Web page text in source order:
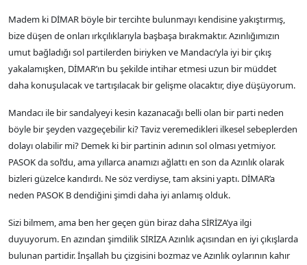
Madem ki DİMAR böyle bir tercihte bulunmayı kendisine yakıştırmış,
bize düşen de onları ırkçılıklarıyla başbaşa bırakmaktır. Azınlığımızın
umut bağladığı sol partilerden biriyken ve Mandacı’yla iyi bir çıkış
yakalamışken, DİMAR’ın bu şekilde intihar etmesi uzun bir müddet
daha konuşulacak ve tartışılacak bir gelişme olacaktır, diye düşüyorum.
Mandacı ile bir sandalyeyi kesin kazanacağı belli olan bir parti neden
böyle bir şeyden vazgeçebilir ki? Taviz veremedikleri ilkesel sebeplerden
dolayı olabilir mi? Demek ki bir partinin adının sol olması yetmiyor.
PASOK da sol’du, ama yıllarca anamızı ağlattı en son da Azınlık olarak
bizleri güzelce kandırdı. Ne söz verdiyse, tam aksini yaptı. DİMAR’a
neden PASOK B dendiğini şimdi daha iyi anlamış olduk.
Sizi bilmem, ama ben her geçen gün biraz daha SİRİZA’ya ilgi
duyuyorum. En azından şimdilik SİRİZA Azınlık açısından en iyi çıkışlarda
bulunan partidir. İnşallah bu çizgisini bozmaz ve Azınlık oylarının kahır